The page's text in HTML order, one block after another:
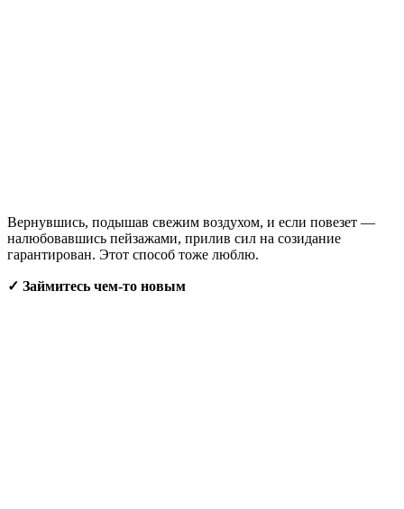
Вернувшись, подышав свежим воздухом, и если повезет —
налюбовавшись пейзажами, прилив сил на созидание
гарантирован. Этот способ тоже люблю.
✓ Займитесь чем-то новым